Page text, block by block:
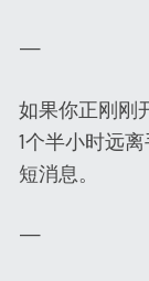
—
如果你正刚刚
1个半小时远
短消息。
—